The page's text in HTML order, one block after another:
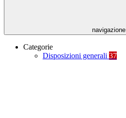
navigazione
Categorie
Disposizioni generali 37